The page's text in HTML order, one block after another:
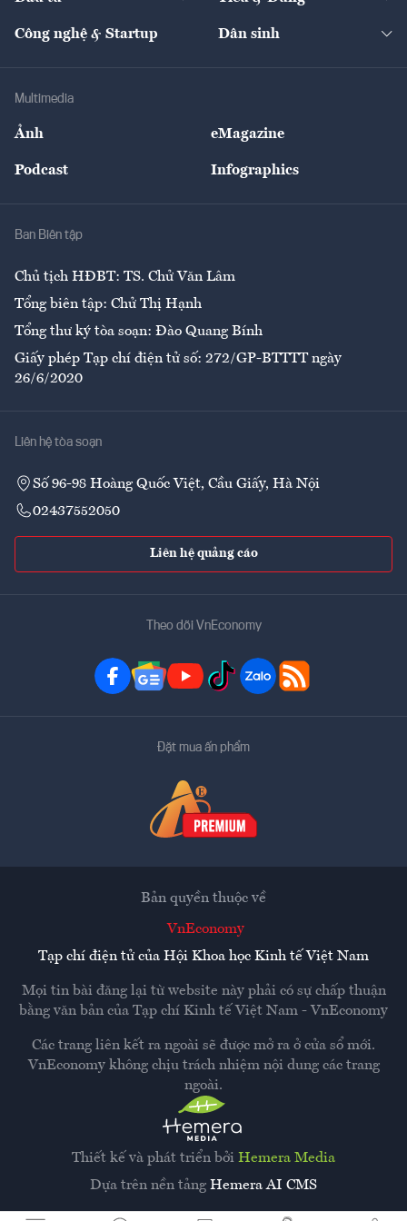
Tư vấn
Thị trường
Nông sản
Giải trí
Công nghệ & Startup Dân sinh
Multimedia
Ảnh eMagazine
Podcast Infographics
Ban Biên tập
Chủ tịch HĐBT: TS. Chử Văn Lâm
Tổng biên tập: Chử Thị Hạnh
Tổng thư ký tòa soạn: Đào Quang Bính
Giấy phép Tạp chí điện tử số: 272/GP-BTTTT ngày
26/6/2020
Liên hệ tòa soạn
Số 96-98 Hoàng Quốc Việt, Cầu Giấy, Hà Nội
02437552050
Liên hệ quảng cáo
Theo dõi VnEconomy
Đặt mua ấn phẩm
Thiết kế và phát triển bởi Hemera Media
Dựa trên nền tảng Hemera AI CMS
Bản quyền thuộc về
VnEconomy
Tạp chí điện tử của Hội Khoa học Kinh tế Việt Nam
Mọi tin bài đăng lại từ website này phải có sự chấp thuận
bằng văn bản của Tạp chí Kinh tế Việt Nam - VnEconomy
Các trang liên kết ra ngoài sẽ được mở ra ở cửa sổ mới.
VnEconomy không chịu trách nhiệm nội dung các trang
ngoài.